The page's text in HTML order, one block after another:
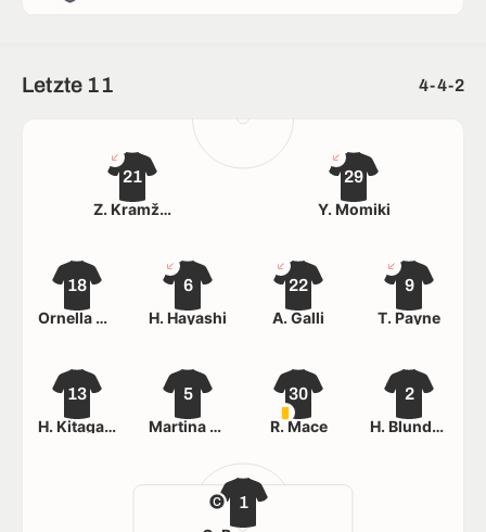
Letzte 11 4-4-2
1
13
H. Kitagawa
5
Martina Fernández
30
R. Mace
2
H. Blundell
18
Ornella Vignola
6
H. Hayashi
22
A. Galli
9
T. Payne
21
Z. Kramžar
29
Y. Momiki